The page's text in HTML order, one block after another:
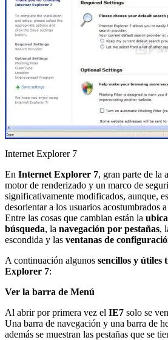
Internet Explorer 7
En Internet Explorer 7, gran parte de la
motor de renderizado y un marco de
significativamente modificados, aunque,
desorientar a los usuarios acostumbrados
Entre las cosas que cambian están la
búsqueda, la navegación por pestañas,
escondida y las ventanas de
A continuación algunos sencillos y útiles
Explorer 7:
Ver la barra de Menú
Al abrir por primera vez el IE7 solo se
Una barra de navegación y una barra de
además se muestran las pestañas que se